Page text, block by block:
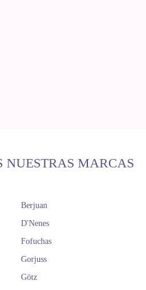
NUESTRAS MARCAS
Berjuan
D'Nenes
Fofuchas
Gorjuss
Götz